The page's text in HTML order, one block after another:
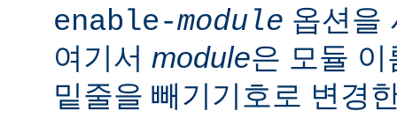
enable-module 옵션을
여기서 module은 모듈
밑줄을 빼기기호로 변경